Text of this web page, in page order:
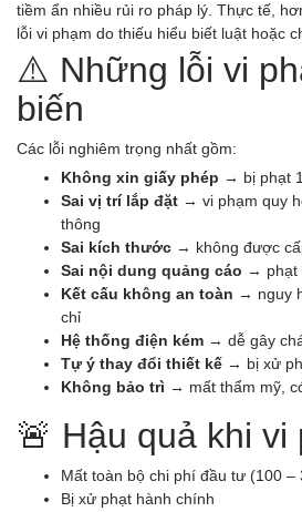
tiềm ẩn nhiều rủi ro pháp lý. Thực tế,
lỗi vi phạm do thiếu hiểu biết luật hoặc
⚠️ Những lỗi vi
biến
Các lỗi nghiêm trọng nhất gồm:
Không xin giấy phép → bị phạt
Sai vị trí lắp đặt → vi phạm quy
thông
Sai kích thước → không được
Sai nội dung quảng cáo → phạt
Kết cấu không an toàn → nguy
chỉ
Hệ thống điện kém → dễ gây
Tự ý thay đổi thiết kế → bị xử
Không bảo trì → mất thẩm mỹ,
🚨 Hậu quả khi vi
Mất toàn bộ chi phí đầu tư (100 –
Bị xử phạt hành chính